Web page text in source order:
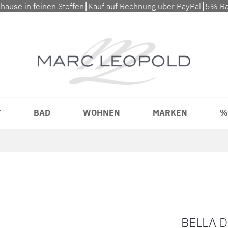
in feinen Stoffen⎮Kauf auf Rechnung über PayPal⎮5%
BAD WOHNEN MARKEN
BELLA